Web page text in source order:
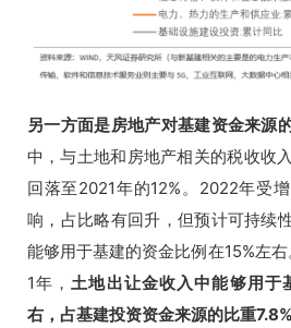
另一方面是房地产对基建资金来源
中，与土地和房地产相关的税收收
回落至2021年的12%。2022年受
响，占比略有回升，但预计可持续
能够用于基建的资金比例在15%左
1年，土地出让金收入中能够用于
右，占基建投资资金来源的比重